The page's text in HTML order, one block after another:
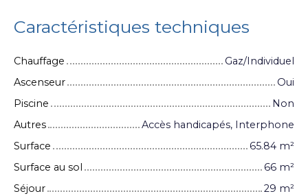
Caractéristiques techniques
Chauffage
Gaz/Individuel
Ascenseur
Oui
Piscine
Non
Autres
Accès handicapés, Interphone
Surface
65.84 m²
Surface au sol
66 m²
Séjour
29 m²